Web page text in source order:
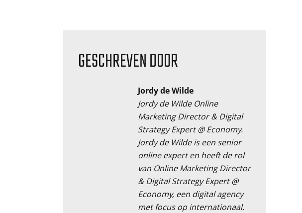
GESCHREVEN DOOR
Jordy de Wilde
Jordy de Wilde Online
Marketing Director & Digital
Strategy Expert @ Economy.
Jordy de Wilde is een senior
online expert en heeft de rol
van Online Marketing Director
& Digital Strategy Expert @
Economy, een digital agency
met focus op internationaal.